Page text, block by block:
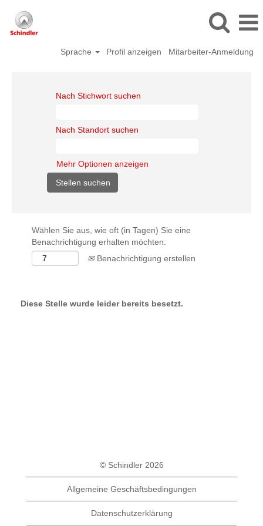
Sprache Profil anzeigen Mitarbeiter-Anmeldung
Nach Stichwort suchen
Nach Standort suchen
Mehr Optionen anzeigen
Wählen Sie aus, wie oft (in Tagen) Sie eine
Benachrichtigung erhalten möchten:
Benachrichtigung erstellen
Diese Stelle wurde leider bereits besetzt.
© Schindler 2026
Allgemeine Geschäftsbedingungen
Datenschutzerklärung